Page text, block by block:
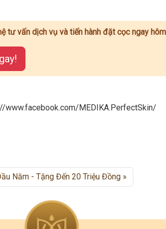
tư vấn dịch vụ và tiến hành đặt cọc ngay
MEDIKA.PerfectSkin/
Năm - Tặng Đến 20 Triệu Đồng